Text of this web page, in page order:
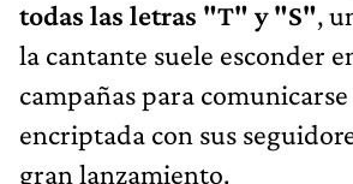
todas las letras "T" y "S",
la cantante suele esconder
campañas para
encriptada con sus
gran lanzamiento.